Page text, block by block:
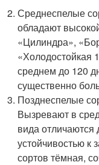
Среднеспелые
обладают
«Цилиндра»,
«Холодостойкая
среднем до 120
существенно
Позднеспелые
Вызревают в
вида отличаются
устойчивостью к
сортов тёмная,